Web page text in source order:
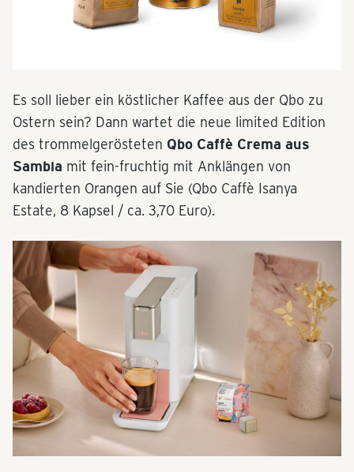
Es soll lieber ein köstlicher Kaffee aus der Qbo zu
Ostern sein? Dann wartet die neue limited Edition
des trommelgerösteten Qbo Caffè Crema aus
Sambia mit fein-fruchtig mit Anklängen von
kandierten Orangen auf Sie (Qbo Caffè Isanya
Estate, 8 Kapsel / ca. 3,70 Euro).